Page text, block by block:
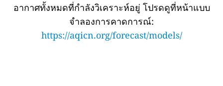
อากาศทั้งหมดที่กำลังวิเคราะห์อยู่ โปรดดูที่หน้าแบบ
จำลองการคาดการณ์:
https://aqicn.org/forecast/models/